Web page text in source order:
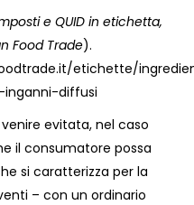
e QUID in etichetta,
Food Trade).
etichette/
diffusi
evitata, nel caso
il consumatore possa
si caratterizza per la
– con un ordinario